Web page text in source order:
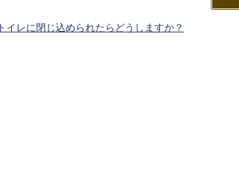
トイレに閉じ込められたらどうしますか？